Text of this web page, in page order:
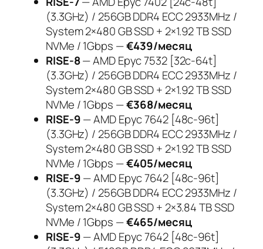
(3.3GHz) / 256GB DDR4 ECC 2933MHz /
System 2×480 GB SSD + 2×1.92 TB SSD
NVMe / 1Gbps —€439/месяц
RISE-8— AMD Epyc 7532 [32c-64t]
(3.3GHz) / 256GB DDR4 ECC 2933MHz /
System 2×480 GB SSD + 2×1.92 TB SSD
NVMe / 1Gbps —€368/месяц
RISE-9— AMD Epyc 7642 [48c-96t]
(3.3GHz) / 256GB DDR4 ECC 2933MHz /
System 2×480 GB SSD + 2×1.92 TB SSD
NVMe / 1Gbps —€405/месяц
RISE-9— AMD Epyc 7642 [48c-96t]
(3.3GHz) / 256GB DDR4 ECC 2933MHz /
System 2×480 GB SSD + 2×3.84 TB SSD
NVMe / 1Gbps —€465/месяц
RISE-9— AMD Epyc 7642 [48c-96t]